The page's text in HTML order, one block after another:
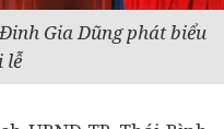
Gia Dũng phát biểu
lễ